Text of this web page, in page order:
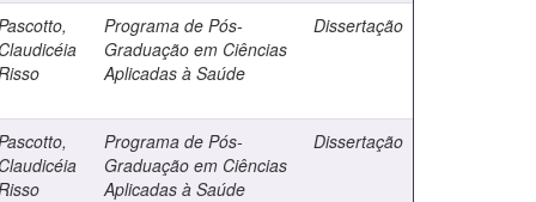
Programa de Pós-
Graduação em Ciências
Aplicadas à Saúde
Dissertação
Programa de Pós-
Graduação em Ciências
Aplicadas à Saúde
Dissertação